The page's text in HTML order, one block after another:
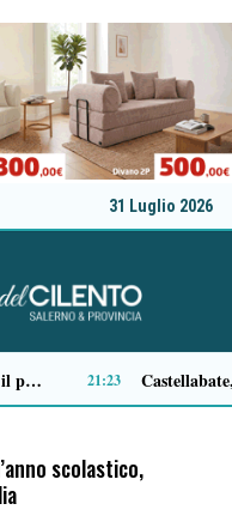
31 Luglio 2026
scolastico,